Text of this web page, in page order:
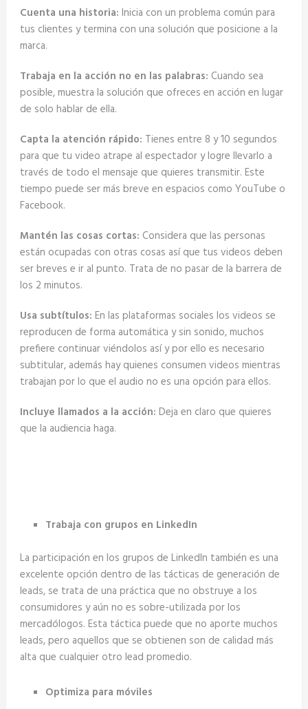
Cuenta una historia: Inicia con un problema común para
tus clientes y termina con una solución que posicione a la
marca.
Trabaja en la acción no en las palabras: Cuando sea
posible, muestra la solución que ofreces en acción en lugar
de solo hablar de ella.
Capta la atención rápido: Tienes entre 8 y 10 segundos
para que tu video atrape al espectador y logre llevarlo a
través de todo el mensaje que quieres transmitir. Este
tiempo puede ser más breve en espacios como YouTube o
Facebook.
Mantén las cosas cortas: Considera que las personas
están ocupadas con otras cosas así que tus videos deben
ser breves e ir al punto. Trata de no pasar de la barrera de
los 2 minutos.
Usa subtítulos: En las plataformas sociales los videos se
reproducen de forma automática y sin sonido, muchos
prefiere continuar viéndolos así y por ello es necesario
subtitular, además hay quienes consumen videos mientras
trabajan por lo que el audio no es una opción para ellos.
Incluye llamados a la acción: Deja en claro que quieres
que la audiencia haga.
Trabaja con grupos en LinkedIn
La participación en los grupos de LinkedIn también es una
excelente opción dentro de las tácticas de generación de
leads, se trata de una práctica que no obstruye a los
consumidores y aún no es sobre-utilizada por los
mercadólogos. Esta táctica puede que no aporte muchos
leads, pero aquellos que se obtienen son de calidad más
alta que cualquier otro lead promedio.
Optimiza para móviles